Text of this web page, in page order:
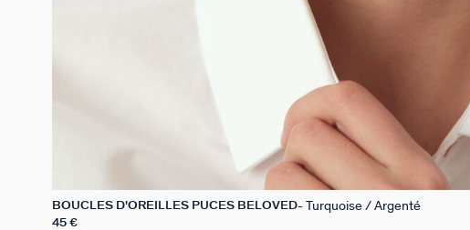
BOUCLES D'OREILLES PUCES BELOVED Turquoise / Argenté
45 €